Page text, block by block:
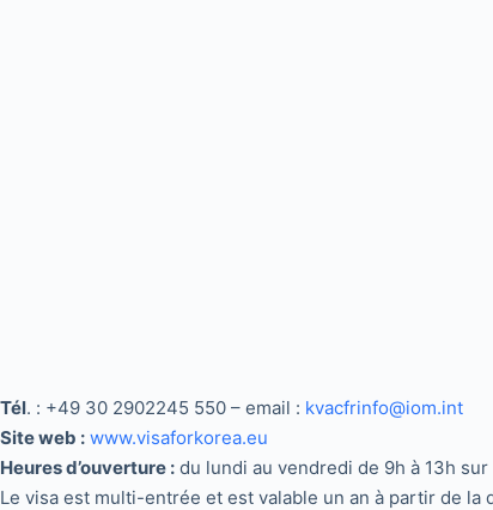
Tél. : +49 30 2902245 550 – email : kvacfrinfo@iom.int
Site web : www.visaforkorea.eu
Heures d’ouverture : du lundi au vendredi de 9h à 13h sur
Le visa est multi-entrée et est valable un an à partir de la